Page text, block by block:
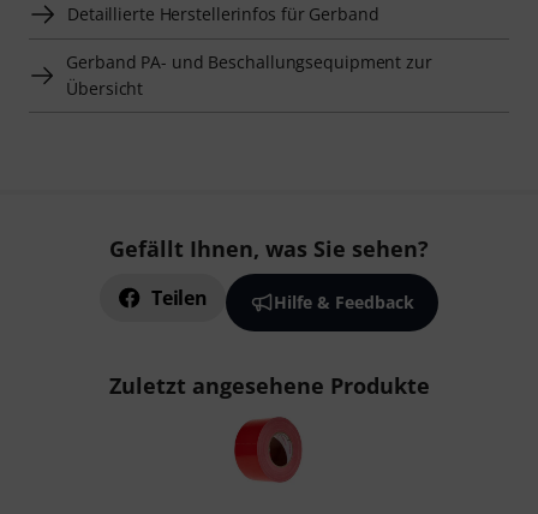
Detaillierte Herstellerinfos für Gerband
Gerband PA- und Beschallungsequipment zur
Übersicht
Gefällt Ihnen, was Sie sehen?
Teilen Hilfe & Feedback
Zuletzt angesehene Produkte